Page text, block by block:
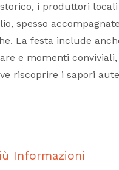
i produttori
spesso
La festa include
e momenti
riscoprire i sapori
Informazioni